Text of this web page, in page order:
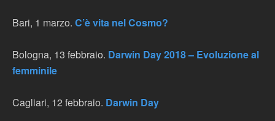
Bari, 1 marzo. C’è vita nel Cosmo?
Bologna, 13 febbraio. Darwin Day 2018 – Evoluzione al
femminile
Cagliari, 12 febbraio. Darwin Day